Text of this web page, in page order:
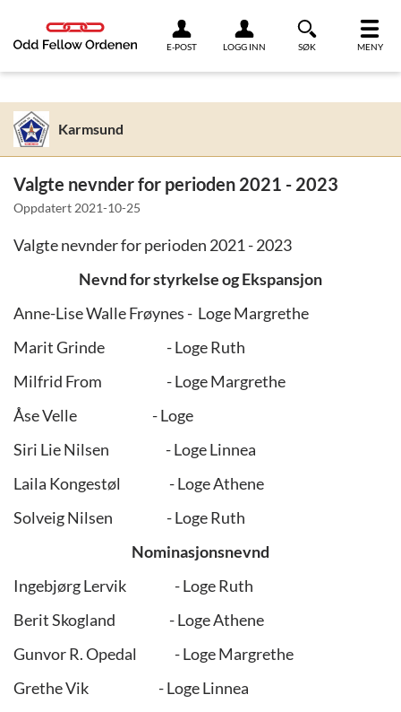
E-POST LOGG INN SØK MENY
Karmsund
Valgte nevnder for perioden 2021 - 2023
Oppdatert 2021-10-25
Valgte nevnder for perioden 2021 - 2023
Nevnd for styrkelse og Ekspansjon
Anne-Lise Walle Frøynes - Loge Margrethe
Marit Grinde - Loge Ruth
Milfrid From - Loge Margrethe
Åse Velle - Loge
Siri Lie Nilsen - Loge Linnea
Laila Kongestøl - Loge Athene
Solveig Nilsen - Loge Ruth
Nominasjonsnevnd
Ingebjørg Lervik - Loge Ruth
Berit Skogland - Loge Athene
Gunvor R. Opedal - Loge Margrethe
Grethe Vik - Loge Linnea